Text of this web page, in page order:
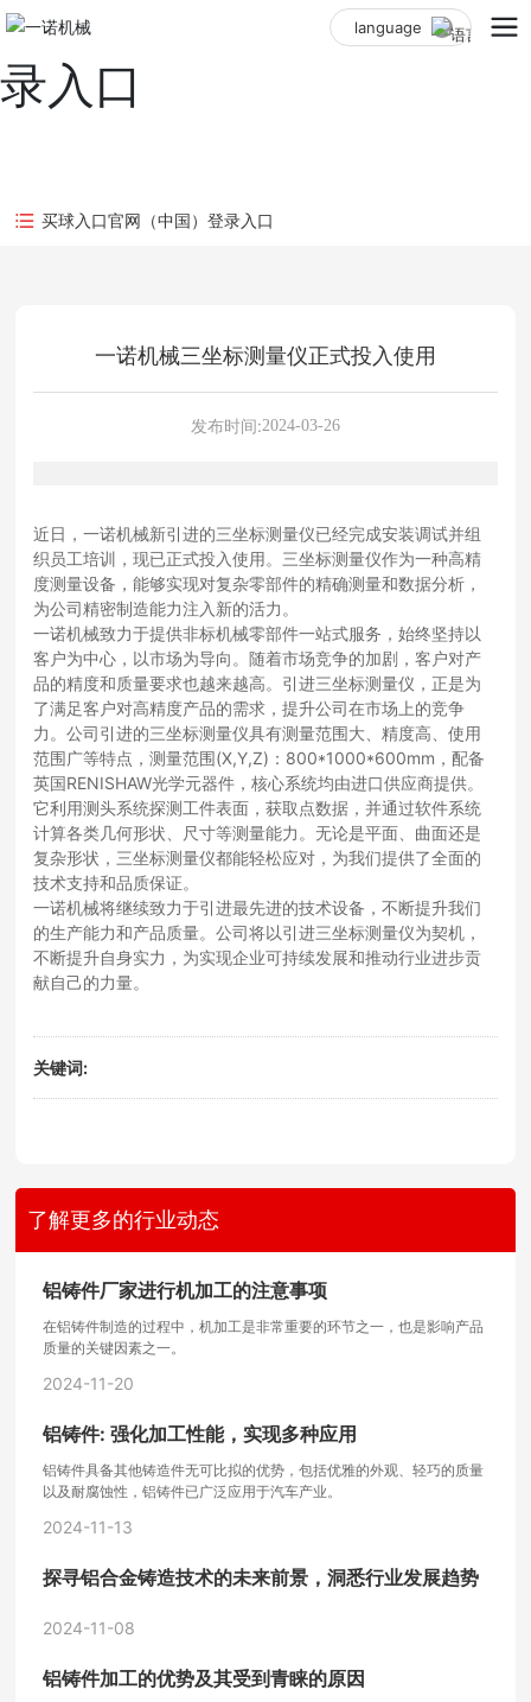
买球入口官网（中国）登
录入口
language
买球入口官网（中国）登录入口
一诺机械三坐标测量仪正式投入使用
发布时间:2024-03-26
近日，一诺机械新引进的三坐标测量仪已经完成安装调试并组
织员工培训，现已正式投入使用。三坐标测量仪作为一种高精
度测量设备，能够实现对复杂零部件的精确测量和数据分析，
为公司精密制造能力注入新的活力。
一诺机械致力于提供非标机械零部件一站式服务，始终坚持以
客户为中心，以市场为导向。随着市场竞争的加剧，客户对产
品的精度和质量要求也越来越高。引进三坐标测量仪，正是为
了满足客户对高精度产品的需求，提升公司在市场上的竞争
力。公司引进的三坐标测量仪具有测量范围大、精度高、使用
范围广等特点，测量范围(X,Y,Z)：800*1000*600mm，配备
英国RENISHAW光学元器件，核心系统均由进口供应商提供。
它利用测头系统探测工件表面，获取点数据，并通过软件系统
计算各类几何形状、尺寸等测量能力。无论是平面、曲面还是
复杂形状，三坐标测量仪都能轻松应对，为我们提供了全面的
技术支持和品质保证。
一诺机械将继续致力于引进最先进的技术设备，不断提升我们
的生产能力和产品质量。公司将以引进三坐标测量仪为契机，
不断提升自身实力，为实现企业可持续发展和推动行业进步贡
献自己的力量。
关键词:
了解更多的行业动态
铝铸件厂家进行机加工的注意事项
在铝铸件制造的过程中，机加工是非常重要的环节之一，也是影响产品
质量的关键因素之一。
2024-11-20
铝铸件: 强化加工性能，实现多种应用
铝铸件具备其他铸造件无可比拟的优势，包括优雅的外观、轻巧的质量
以及耐腐蚀性，铝铸件已广泛应用于汽车产业。
2024-11-13
探寻铝合金铸造技术的未来前景，洞悉行业发展趋势
2024-11-08
铝铸件加工的优势及其受到青睐的原因